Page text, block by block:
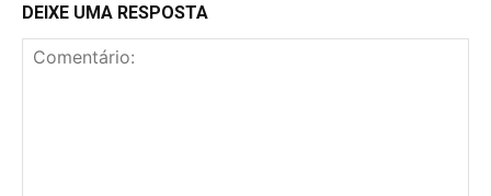
DEIXE UMA RESPOSTA